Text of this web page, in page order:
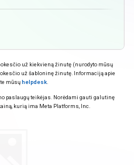
už kiekvieną žinutę (nurodyto mūsų
už šabloninę žinutę. Informaciją apie
mūsų helpdesk.
paslaugų teikėjas. Norėdami gauti galutinę
kurią ima Meta Platforms, Inc.